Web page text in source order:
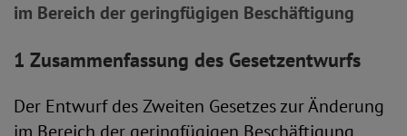
im Bereich der geringfügigen Beschäftigung
1 Zusammenfassung des Gesetzentwurfs
Der Entwurf des Zweiten Gesetzes zur Änderung